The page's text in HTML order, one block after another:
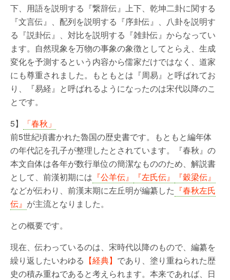
下、用語を説明する『繋辞伝』上下、乾坤二卦に関する
『文言伝』、配列を説明する『序卦伝』、八卦を説明す
る『説卦伝』、対比を説明する『雑卦伝』からなってい
ます。自然現象を万物の事象の象徴としてとらえ、生成
変化を予測するという内容から儒家だけではなく、道家
にも尊重されました。もともとは『周易』と呼ばれてお
り、『易経』と呼ばれるようになったのは宋代以降のこ
とです。
5】
「春秋」
前5世紀頃書かれた魯国の歴史書です。もともと編年体
の年代記を孔子が整理したとされています。『春秋』の
本文自体は各年が数行単位の簡潔なもののため、解説書
として、前漢初期には 『公羊伝』 『左氏伝』
『穀梁伝』
などが伝わり、前漢末期に左丘明が編纂した 『春秋左氏
伝』 が主流となりました。
との概要です。
現在、伝わっているのは、宋時代以降のもので、編纂を
繰り返したいわゆる 【経典】 であり、塗り重ねられた歴
史の積み重ねであると考えられます。本来であれば、日